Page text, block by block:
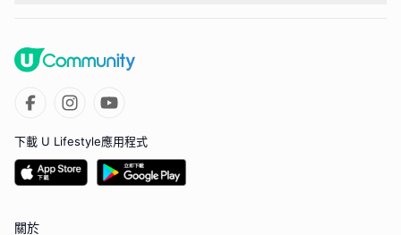
下載 U Lifestyle應用程式
關於